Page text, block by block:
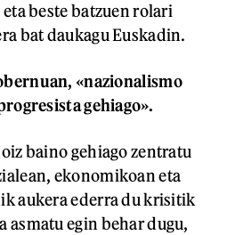
beste batzuen rolari
bat daukagu Euskadin.
«nazionalismo
gehiago».
baino gehiago zentratu
ekonomikoan eta
aukera ederra du krisitik
asmatu egin behar dugu,